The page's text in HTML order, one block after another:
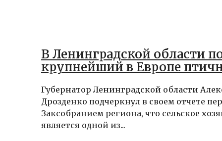
В Ленинградской области
крупнейший в Европе
Губернатор Ленинградской области
Дрозденко подчеркнул в своем отчете
Заксобранием региона, что сельское
является одной из...